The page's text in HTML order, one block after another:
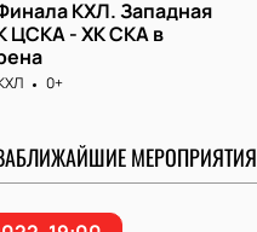
КХЛ. Западная
ЦСКА - ХК СКА в
0+
БЛИЖАЙШИЕ МЕРОПРИЯТИЯ